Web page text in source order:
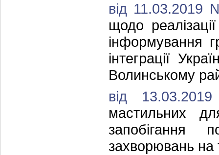
від
щодо
інформування
інтеграції
Волинському
від
мастильних
запобігання
захворювань на